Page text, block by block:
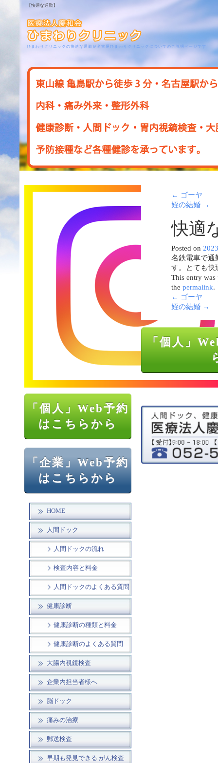
【快適な通勤】
ひまわりクリニックの快適な通勤＠名古屋ひまわりクリニックについてのご説明ページです
「個人」Web予約
はこちらから
「企業」Web予約
はこちらから
HOME
人間ドック
人間ドックの流れ
検査内容と料金
人間ドックのよくある質問
健康診断
健康診断の種類と料金
健康診断のよくある質問
大腸内視鏡検査
企業内担当者様へ
脳ドック
痛みの治療
郵送検査
早期も発見できる がん検査
← ゴーヤ
姪の結婚 →
快適
Posted on
名鉄電車で通
す。とても快
This entry
the permalink.
← ゴーヤ
姪の結婚 →
「個人」